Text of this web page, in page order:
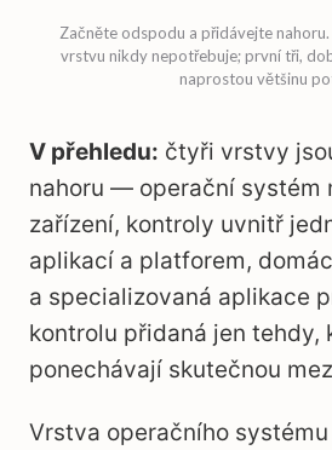
Začněte odspodu a přidávejte
vrstvu nikdy nepotřebuje; první tři,
naprostou většinu
V přehledu: čtyři vrstvy
nahoru — operační systém
zařízení, kontroly uvnitř
aplikací a platforem,
a specializovaná aplikace
kontrolu přidaná jen tehdy,
ponechávají skutečnou
Vrstva operačního